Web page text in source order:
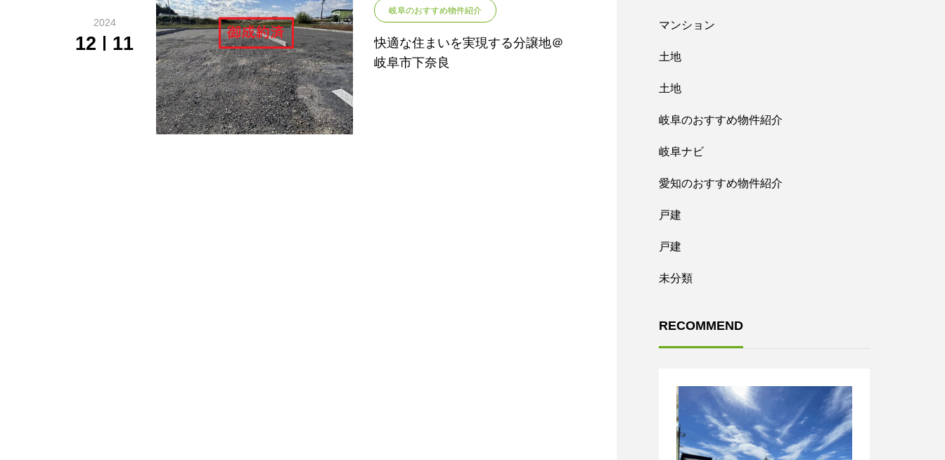
2024
12 11
岐阜のおすすめ物件紹介
快適な住まいを実現する分譲地＠
岐阜市下奈良
マンション
土地
土地
岐阜のおすすめ物件紹介
岐阜ナビ
愛知のおすすめ物件紹介
戸建
戸建
未分類
RECOMMEND